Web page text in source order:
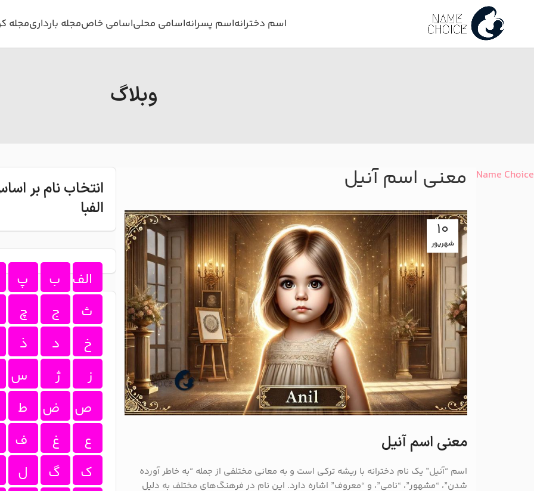
اسم دخترانهاسم پسرانهاسامی محلیاسامی خاصمجله بارداریمجله
وبلاگ
Name Choice معنی اسم آنیل
10
شهریور
معنی اسم آنیل
اسم “آنیل” یک نام دخترانه با ریشه ترکی است و به معانی مختلفی از جمله “به خاطر آورده
شدن”، “مشهور”، “نامی”، و “معروف” اشاره دارد. این نام در فرهنگ‌های مختلف به دلیل
انتخاب نام بر
الفبا
الف ب
پ
ث
ج
چ
خ
د
ذ
ز
ژ
س
ص
ض
ط
ع
غ
ف
ک
گ
ل